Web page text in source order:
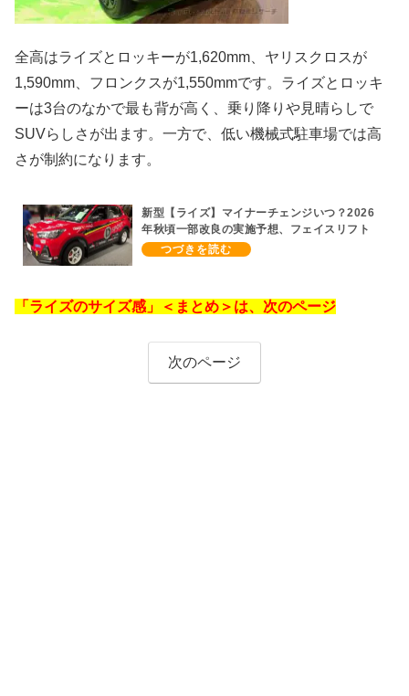
全高はライズとロッキーが1,620mm、ヤリスクロスが
1,590mm、フロンクスが1,550mmです。ライズとロッキ
ーは3台のなかで最も背が高く、乗り降りや見晴らしで
SUVらしさが出ます。一方で、低い機械式駐車場では高
さが制約になります。
新型【ライズ】マイナーチェンジいつ？2026
年秋頃一部改良の実施予想、フェイスリフト
期待、受注停止まだ？納期2～3ヵ月に短縮
だ、フルモデルチェンジはトヨタが介入か
「ライズのサイズ感」＜まとめ＞は、次のページ
次のページ